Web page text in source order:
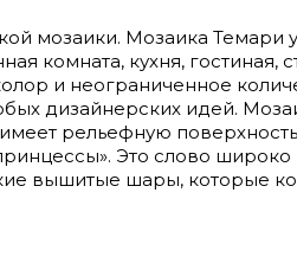
мозаики. Мозаика
комната, кухня, гостиная,
и неограниченное
дизайнерских идей.
рельефную
Это слово
вышитые шары, которые